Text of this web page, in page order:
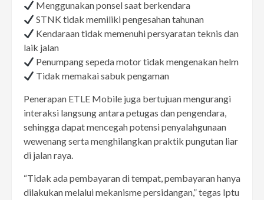
Menggunakan ponsel saat berkendara
STNK tidak memiliki pengesahan tahunan
Kendaraan tidak memenuhi persyaratan teknis dan
laik jalan
Penumpang sepeda motor tidak mengenakan helm
Tidak memakai sabuk pengaman
Penerapan ETLE Mobile juga bertujuan mengurangi
interaksi langsung antara petugas dan pengendara,
sehingga dapat mencegah potensi penyalahgunaan
wewenang serta menghilangkan praktik pungutan liar
di jalan raya.
“Tidak ada pembayaran di tempat, pembayaran hanya
dilakukan melalui mekanisme persidangan,” tegas Iptu